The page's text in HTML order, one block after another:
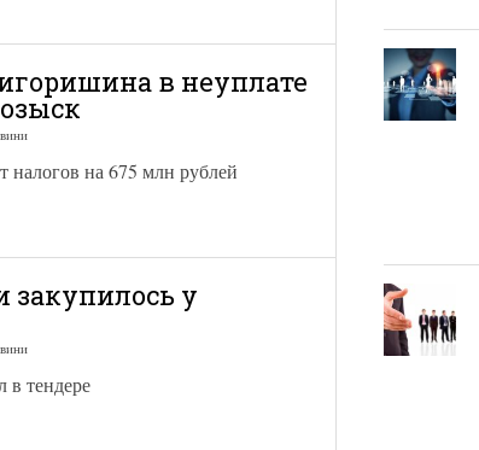
в неуплате
на 675 млн рублей
закупилось у
в тендере